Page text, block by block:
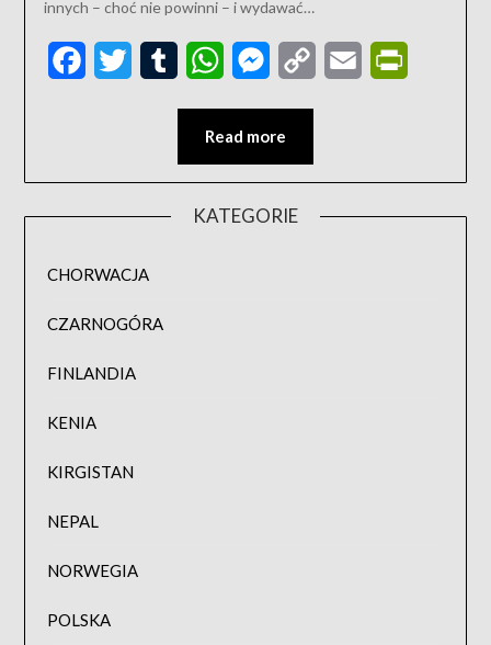
innych – choć nie powinni – i wydawać…
FacebookTwitter Tumblr WhatsAppMessenger
Copy
Email
Read more
KATEGORIE
CHORWACJA
CZARNOGÓRA
FINLANDIA
KENIA
KIRGISTAN
NEPAL
NORWEGIA
POLSKA